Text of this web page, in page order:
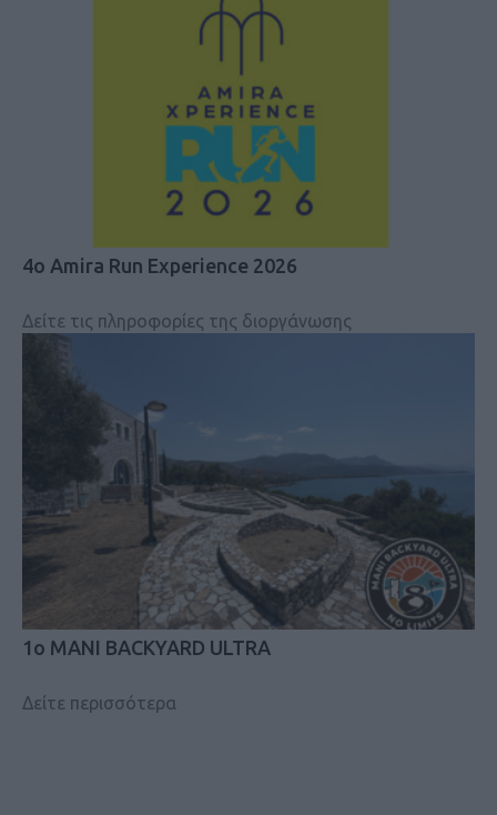
4ο Amira Run Experience 2026
Δείτε τις πληροφορίες της διοργάνωσης
1ο MANI BACKYARD ULTRA
Δείτε περισσότερα